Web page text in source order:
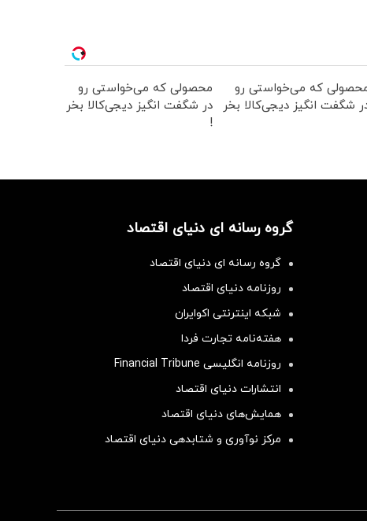
که می‌خواستی رو
شگفت انگیز دیجی‌کالا بخر
محصولی که می‌خواستی رو
در شگفت انگیز دیجی‌کالا بخر
!
گروه رسانه ای دنیای اقتصاد
گروه رسانه ای دنیای اقتصاد
روزنامه دنیای اقتصاد
شبکه اینترنتی اکوایران
هفته‌نامه تجارت فردا
روزنامه انگلیسی Financial Tribune
انتشارات دنیای اقتصاد
همایش‌های دنیای اقتصاد
مرکز نوآوری و شتابدهی دنیای اقتصاد